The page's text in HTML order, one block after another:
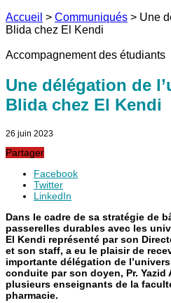
Accueil > Communiqués > Une
Blida chez El Kendi
Accompagnement des étudiants
Une délégation de
Blida chez El Kendi
26 juin 2023
Partager
Facebook
Twitter
LinkedIn
Dans le cadre de sa stratégie de
passerelles durables avec les
El Kendi représenté par son
et son staff, a eu le plaisir de
importante délégation de
conduite par son doyen, Pr. Yazid
plusieurs enseignants de la
pharmacie.